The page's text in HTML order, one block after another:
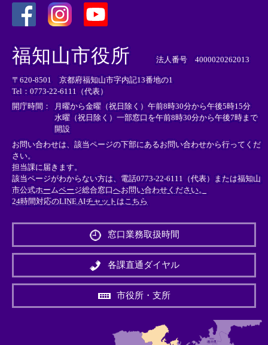
外
部
リ
ン
ク
＞
外
リ
ン
ク
＞
外
部
ン
ク
＞
福知山市役所 法人番号 4000020262013
〒620-8501 京都府福知山市字内記13番地の1
Tel：0773-22-6111（代表）
開庁時間：
月曜から金曜（祝日除く）午前8時30分から午後5時15分
水曜（祝日除く）一部窓口を午前8時30分から午後7時まで
開設
お問い合わせは、該当ページの下部にあるお問い合わせから行ってくだ
さい。
担当課に届きます。
該当ページがわからない方は、電話0773-22-6111（代表）または福知山
市公式ホームページ総合窓口へお問い合わせください。
24時間対応のLINE AIチャットはこちら
外
リ
ン
＞
窓口業務取扱時間
各課直通ダイヤル
市役所・支所